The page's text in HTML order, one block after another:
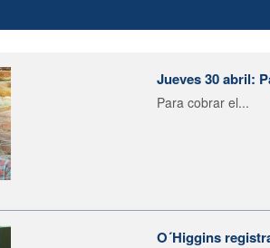
Jueves 30 abril:
Para cobrar el...
O´Higgins